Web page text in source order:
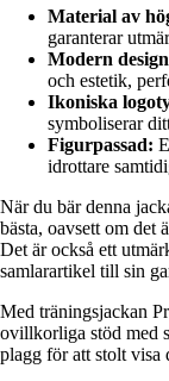
Material av
garanterar
Modern
och estetik,
Ikoniska
symboliserar
Figurpassad:
idrottare
När du bär denna
bästa, oavsett om det
Det är också ett
samlarartikel till sin
Med träningsjackan
ovillkorliga stöd med
plagg för att stolt visa